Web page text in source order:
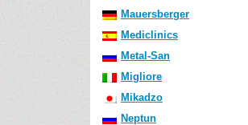
Mauersberger
Mediclinics
Metal-San
Migliore
Mikadzo
Neptun